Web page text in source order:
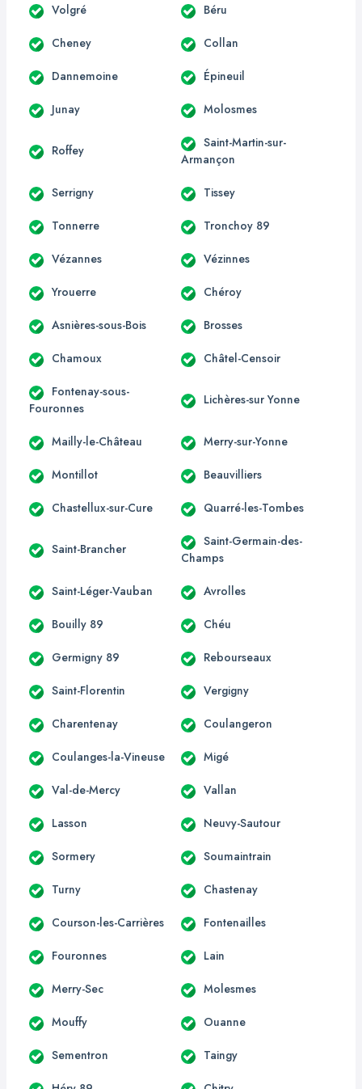
Volgré Béru
Cheney Collan
Dannemoine Épineuil
Junay Molosmes
Roffey
Saint-Martin-sur-
Armançon
Serrigny Tissey
Tonnerre Tronchoy 89
Vézannes Vézinnes
Yrouerre Chéroy
Asnières-sous-Bois Brosses
Chamoux Châtel-Censoir
Fontenay-sous-
Fouronnes
Lichères-sur Yonne
Mailly-le-Château Merry-sur-Yonne
Montillot Beauvilliers
Chastellux-sur-Cure Quarré-les-Tombes
Saint-Brancher
Saint-Germain-des-
Champs
Saint-Léger-Vauban Avrolles
Bouilly 89 Chéu
Germigny 89 Rebourseaux
Saint-Florentin Vergigny
Charentenay Coulangeron
Coulanges-la-Vineuse Migé
Val-de-Mercy Vallan
Lasson Neuvy-Sautour
Sormery Soumaintrain
Turny Chastenay
Courson-les-Carrières Fontenailles
Fouronnes Lain
Merry-Sec Molesmes
Mouffy Ouanne
Sementron Taingy